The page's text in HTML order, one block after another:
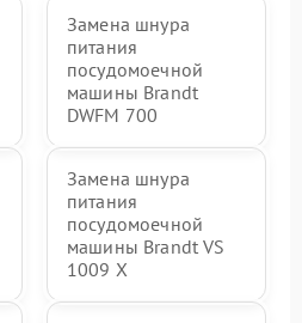
Замена шнура
питания
посудомоечной
машины Brandt
DWFM 700
Замена шнура
питания
посудомоечной
машины Brandt VS
1009 X